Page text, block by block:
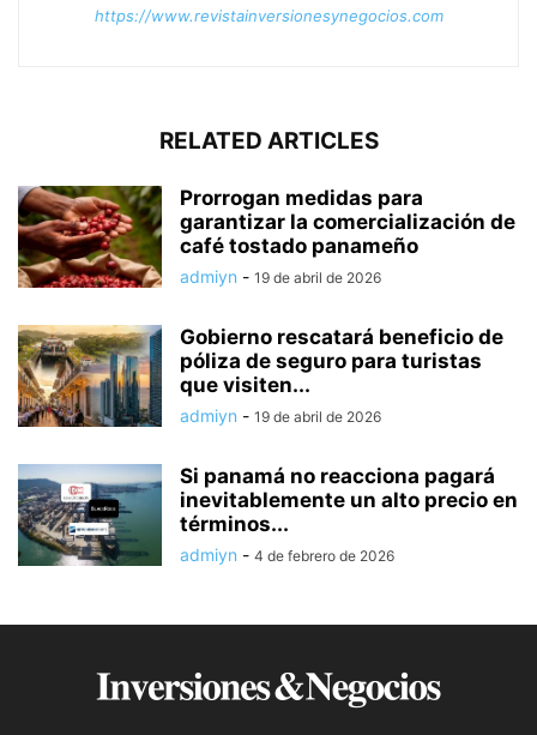
https://www.revistainversionesynegocios.com
RELATED ARTICLES
Prorrogan medidas para
garantizar la comercialización de
café tostado panameño
admiyn - 19 de abril de 2026
Gobierno rescatará beneficio de
póliza de seguro para turistas
que visiten...
admiyn - 19 de abril de 2026
Si panamá no reacciona pagará
inevitablemente un alto precio en
términos...
admiyn - 4 de febrero de 2026